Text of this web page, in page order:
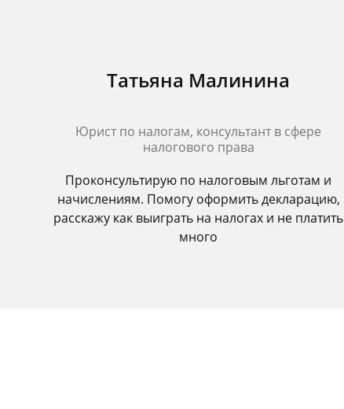
Татьяна Малинина
Юрист по налогам, консультант в сфере
налогового права
Проконсультирую по налоговым льготам и
начислениям. Помогу оформить декларацию,
расскажу как выиграть на налогах и не платить
много